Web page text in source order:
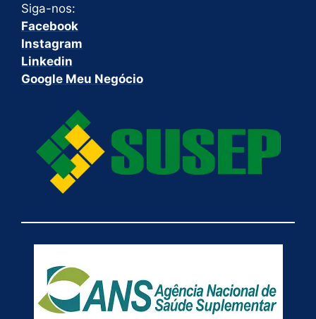
Siga-nos:
Facebook
Instagram
Linkedin
Google Meu Negócio